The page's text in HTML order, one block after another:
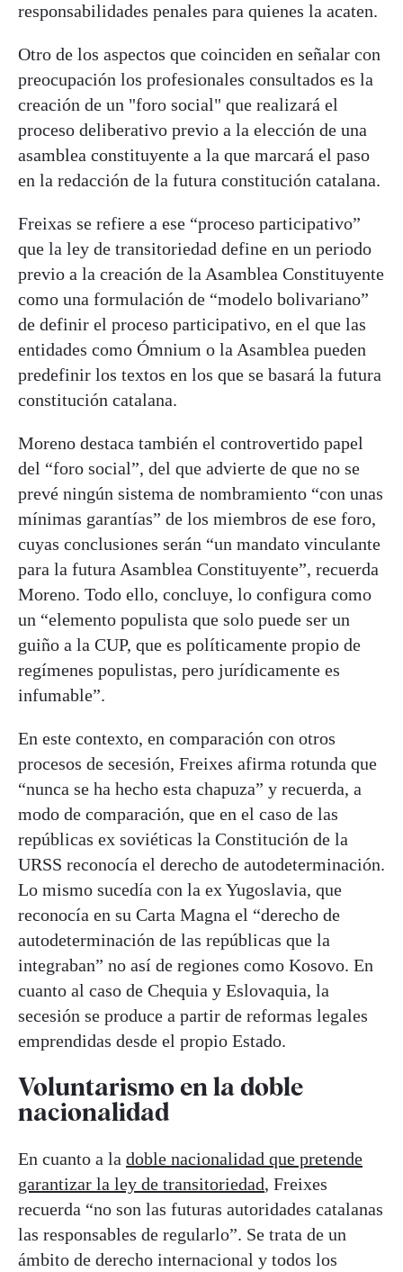
responsabilidades penales para quienes la acaten.
Otro de los aspectos que coinciden en señalar con
preocupación los profesionales consultados es la
creación de un "foro social" que realizará el
proceso deliberativo previo a la elección de una
asamblea constituyente a la que marcará el paso
en la redacción de la futura constitución catalana.
Freixas se refiere a ese “proceso participativo”
que la ley de transitoriedad define en un periodo
previo a la creación de la Asamblea Constituyente
como una formulación de “modelo bolivariano”
de definir el proceso participativo, en el que las
entidades como Ómnium o la Asamblea pueden
predefinir los textos en los que se basará la futura
constitución catalana.
Moreno destaca también el controvertido papel
del “foro social”, del que advierte de que no se
prevé ningún sistema de nombramiento “con unas
mínimas garantías” de los miembros de ese foro,
cuyas conclusiones serán “un mandato vinculante
para la futura Asamblea Constituyente”, recuerda
Moreno. Todo ello, concluye, lo configura como
un “elemento populista que solo puede ser un
guiño a la CUP, que es políticamente propio de
regímenes populistas, pero jurídicamente es
infumable”.
En este contexto, en comparación con otros
procesos de secesión, Freixes afirma rotunda que
“nunca se ha hecho esta chapuza” y recuerda, a
modo de comparación, que en el caso de las
repúblicas ex soviéticas la Constitución de la
URSS reconocía el derecho de autodeterminación.
Lo mismo sucedía con la ex Yugoslavia, que
reconocía en su Carta Magna el “derecho de
autodeterminación de las repúblicas que la
integraban” no así de regiones como Kosovo. En
cuanto al caso de Chequia y Eslovaquia, la
secesión se produce a partir de reformas legales
emprendidas desde el propio Estado.
Voluntarismo en la doble
nacionalidad
En cuanto a la doble nacionalidad que pretende
garantizar la ley de transitoriedad, Freixes
recuerda “no son las futuras autoridades catalanas
las responsables de regularlo”. Se trata de un
ámbito de derecho internacional y todos los